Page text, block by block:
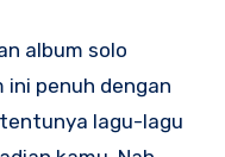
ini penuh dengan
lagu-lagu